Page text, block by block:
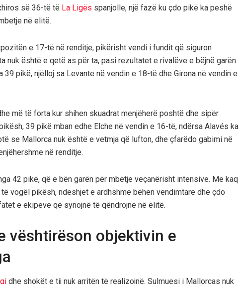
së 36-të të La Ligës spanjolle, një fazë ku çdo pikë ka peshë
në elitë.
e 17-të në renditje, pikërisht vendi i fundit që siguron
nuk është e qetë as për ta, pasi rezultatet e rivalëve e bëjnë garën
pikë, njëlloj sa Levante në vendin e 18-të dhe Girona në vendin e
më të forta kur shihen skuadrat menjëherë poshtë dhe sipër
39 pikë mban edhe Elche në vendin e 16-të, ndërsa Alavés ka
se Mallorca nuk është e vetmja që lufton, dhe çfarëdo gabimi në
në renditje.
42 pikë, që e bën garën për mbetje veçanërisht intensive. Me kaq
vogël pikësh, ndeshjet e ardhshme bëhen vendimtare dhe çdo
e ekipeve që synojnë të qëndrojnë në elitë.
vështirëson objektivin e
dhe shokët e tij nuk arritën të realizojnë. Sulmuesi i Mallorcas nuk